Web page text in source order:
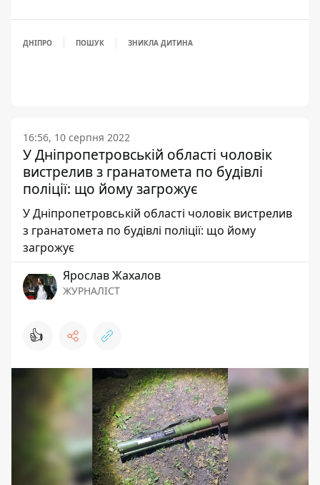
ДНІПРО ПОШУК ЗНИКЛА ДИТИНА
16:56, 10 серпня 2022
У Дніпропетровській області чоловік
вистрелив з гранатомета по будівлі
поліції: що йому загрожує
У Дніпропетровській області чоловік вистрелив
з гранатомета по будівлі поліції: що йому
загрожує
Ярослав Жахалов
ЖУРНАЛІСТ
👍